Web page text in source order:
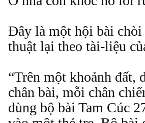
Đây là một hội bài chòi
thuật lại theo tài-liệu
“Trên một khoảnh đất,
chân bài, mỗi chân
dùng bộ bài Tam Cúc